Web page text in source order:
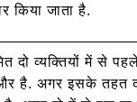
किया जाता है.
दो व्यक्तियों में से
है. अगर इसके तहत